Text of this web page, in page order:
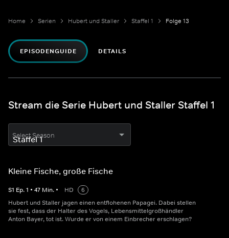
Home Serien Hubert und Staller Staffel 1 Folge 13
EPISODENGUIDE DETAILS
Stream die Serie Hubert und Staller Staffel 1
Select Season
Kleine Fische, große Fische
S1 Ep.1 • 47 Min. • HD
6
Hubert und Staller jagen einen entflohenen Papagei. Dabei stellen
sie fest, dass der Halter des Vogels, Lebensmittelgroßhändler
Anton Bayer, tot ist. Wurde er von einem Einbrecher erschlagen?